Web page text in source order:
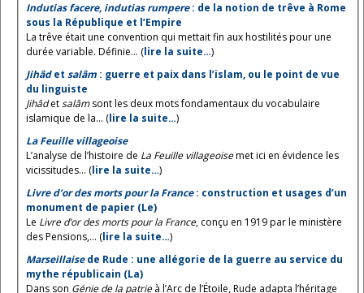
Indutias facere, indutias rumpere: de la notion de trêve à Rome
sous la République et l’Empire
La trêve était une convention qui mettait fin aux hostilités pour une
durée variable. Définie... (lire la suite…)
Jihâdet salâm : guerre et paix dans l’islam, ou le point de vue
du linguiste
Jihâdetsalâmsont les deux mots fondamentaux du vocabulaire
islamique de la... (lire la suite…)
La Feuille villageoise
L’analyse de l’histoire de La Feuille villageoisemet ici en évidence les
vicissitudes... (lire la suite…)
Livre d’or des morts pour la France: construction et usages d’un
monument de papier (Le)
Le Livre d’or des morts pour la France, conçu en 1919 par le ministère
des Pensions,... (lire la suite…)
Marseillaisede Rude : une allégorie de la guerre au service du
mythe républicain (La)
Dans son Génie de la patrieà l’Arc de l’Étoile, Rude adapta l’héritage